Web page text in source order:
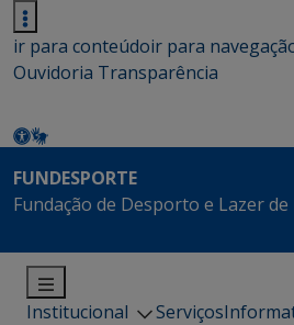
ir para conteúdoir para
Ouvidoria Transparência
FUNDESPORTE
Fundação de Desporto e Lazer
Institucional Serviços